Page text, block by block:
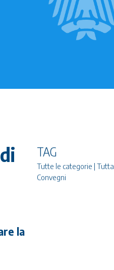
la
TAG
Tutte le categorie |
Convegni